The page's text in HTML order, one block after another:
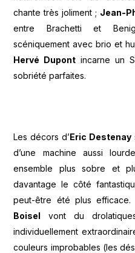
chante très joliment ; Jean-
entre Brachetti et
scéniquement avec brio et
Hervé Dupont incarne un
sobriété parfaites.
Les décors d’Eric Destenay
d’une machine aussi
ensemble plus sobre et
davantage le côté
peut-être été plus efficace.
Boisel vont du
individuellement
couleurs improbables (les